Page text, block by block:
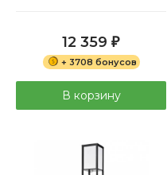
12 359 ₽
+ 3708 бонусов
В корзину